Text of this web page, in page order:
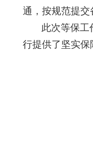
通，按规范提
此次等保工
行提供了坚实保